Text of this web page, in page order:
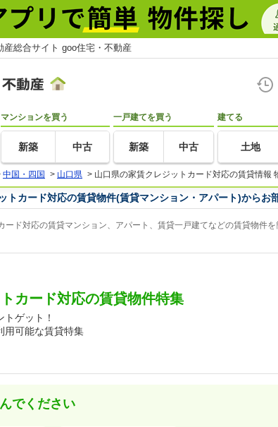
産総合サイト goo住宅・不動産
マンションを買う
新築 中古
一戸建てを買う
新築 中古
建てる
土地
中国・四国 > 山口県 > 山口県の家賃クレジットカード対応の賃貸情報
トカード対応の賃貸物件(賃貸マンション・アパート)からお
ード対応の賃貸マンション、アパート、賃貸一戸建てなどの賃貸物件
カード対応の賃貸物件特集
ゲット！
用可能な賃貸特集
でください